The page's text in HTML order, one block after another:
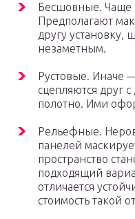
Бесшовные. Чаще
Предполагают
другу установку,
незаметным.
Рустовые. Иначе
сцепляются друг
полотно. Ими
Рельефные.
панелей
пространство
подходящий
отличается
стоимость такой